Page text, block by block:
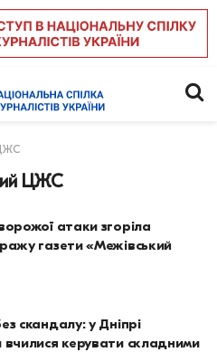
ЦЖС
атаки згоріла
газети «Межівський
скандалу: у Дніпрі
вчилися керувати складними